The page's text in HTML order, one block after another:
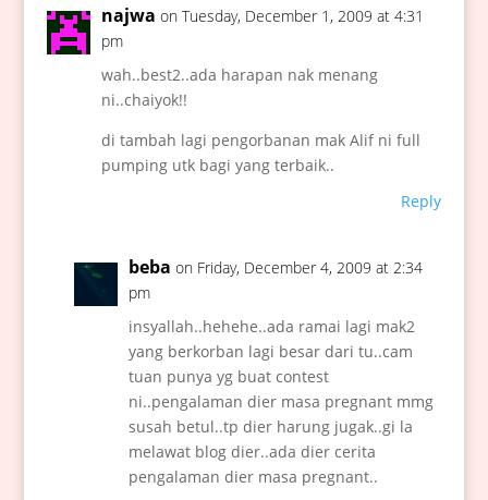
najwa on Tuesday, December 1, 2009 at 4:31
pm
wah..best2..ada harapan nak menang
ni..chaiyok!!
di tambah lagi pengorbanan mak Alif ni full
pumping utk bagi yang terbaik..
Reply
beba on Friday, December 4, 2009 at 2:34
pm
insyallah..hehehe..ada ramai lagi mak2
yang berkorban lagi besar dari tu..cam
tuan punya yg buat contest
ni..pengalaman dier masa pregnant mmg
susah betul..tp dier harung jugak..gi la
melawat blog dier..ada dier cerita
pengalaman dier masa pregnant..